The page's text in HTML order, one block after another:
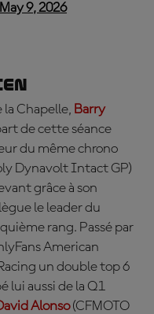
May 9, 2026
la Chapelle, Barry
de cette séance
du même chrono
Dynavolt Intact GP)
grâce à son
le leader du
rang. Passé par
American
un double top 6
lui aussi de la Q1
Alonso(CFMOTO